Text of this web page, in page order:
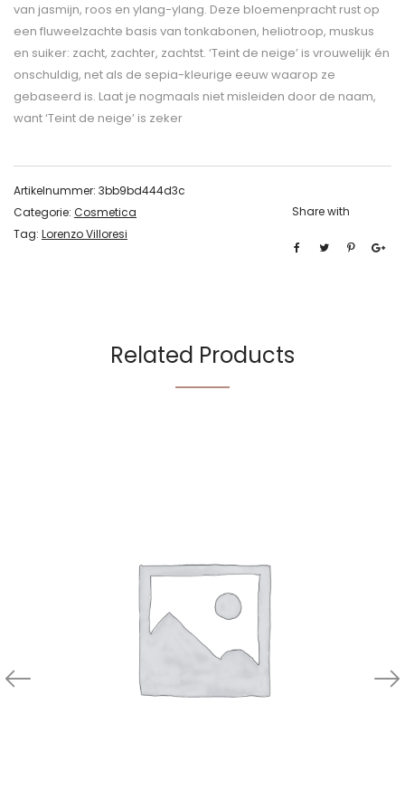
van jasmijn, roos en ylang-ylang. Deze bloemenpracht rust op
een fluweelzachte basis van tonkabonen, heliotroop, muskus
en suiker: zacht, zachter, zachtst. ‘Teint de neige’ is vrouwelijk én
onschuldig, net als de sepia-kleurige eeuw waarop ze
gebaseerd is. Laat je nogmaals niet misleiden door de naam,
want ‘Teint de neige’ is zeker
Artikelnummer: 3bb9bd444d3c
Categorie: Cosmetica
Tag: Lorenzo Villoresi
Share with
Related Products